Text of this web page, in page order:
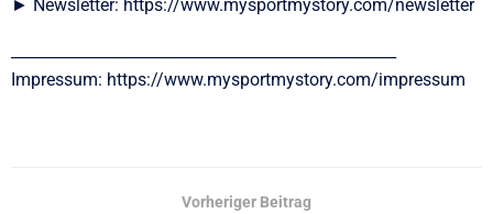
► Newsletter: https://www.mysportmystory.com/newsletter
Impressum: https://www.mysportmystory.com/impressum
Vorheriger Beitrag